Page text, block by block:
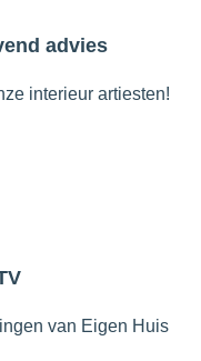
advies
interieur artiesten!
van Eigen Huis